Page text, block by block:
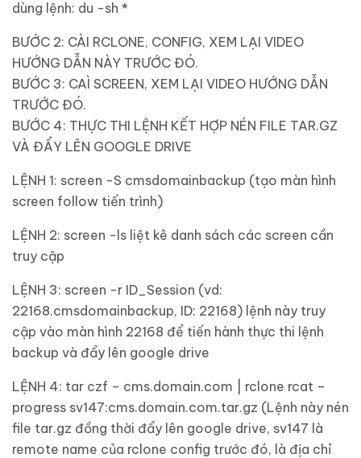
dùng lệnh: du -sh *
BƯỚC 2: CÀI RCLONE, CONFIG, XEM LẠI VIDEO
HƯỚNG DẪN NÀY TRƯỚC ĐÓ.
BƯỚC 3: CAÌ SCREEN, XEM LẠI VIDEO HƯỚNG DẪN
TRƯỚC ĐÓ.
BƯỚC 4: THỰC THI LỆNH KẾT HỢP NÉN FILE TAR.GZ
VÀ ĐẨY LÊN GOOGLE DRIVE
LỆNH 1: screen -S cmsdomainbackup (tạo màn hình
screen follow tiến trình)
LỆNH 2: screen -ls liệt kê danh sách các screen cần
truy cập
LỆNH 3: screen -r ID_Session (vd:
22168.cmsdomainbackup, ID: 22168) lệnh này truy
cập vào màn hình 22168 để tiến hành thực thi lệnh
backup và đẩy lên google drive
LỆNH 4: tar czf – cms.domain.com | rclone rcat –
progress sv147:cms.domain.com.tar.gz (Lệnh này nén
file tar.gz đồng thời đẩy lên google drive, sv147 là
remote name của rclone config trước đó, là địa chỉ